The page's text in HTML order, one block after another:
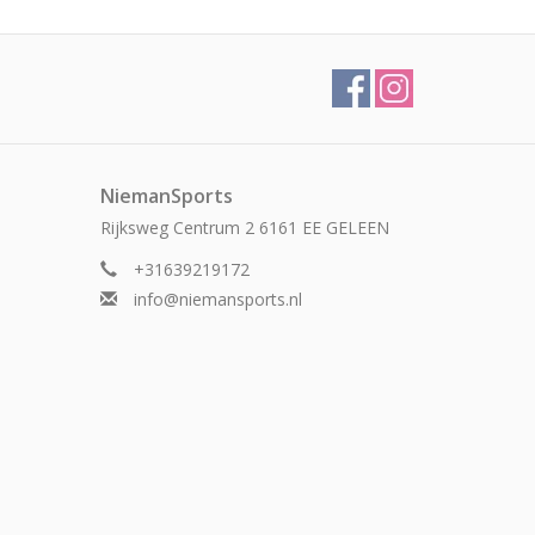
NiemanSports
Rijksweg Centrum 2 6161 EE GELEEN
+31639219172
info@niemansports.nl